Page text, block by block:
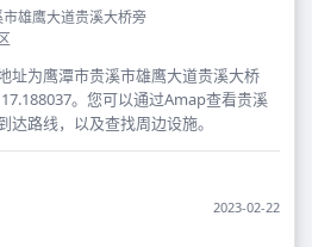
雄鹰大道贵溪大桥旁
址为鹰潭市贵溪市雄鹰大道贵溪大桥
。您可以通过Amap查看贵溪
路线，以及查找周边设施。
2023-02-22